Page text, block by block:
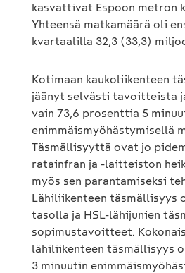
kasvattivat Espoon metron
Yhteensä matkamäärä oli
kvartaalilla 32,3 (33,3)
Kotimaan kaukoliikenteen
jäänyt selvästi tavoitteista
vain 73,6 prosenttia 5
enimmäismyöhästymisellä
Täsmällisyyttä ovat jo
ratainfran ja -laitteiston
myös sen parantamiseksi
Lähiliikenteen täsmällisyys
tasolla ja HSL-lähijunien
sopimustavoitteet.
lähiliikenteen täsmällisyys
3 minuutin